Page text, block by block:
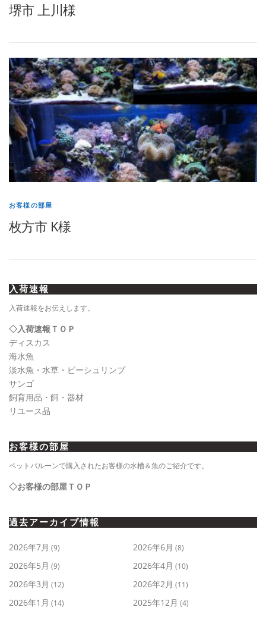
堺市 上川様
お客様の部屋
枚方市 K様
入荷速報
入荷速報をお伝えします。
◇入荷速報ＴＯＰ
ディスカス
海水魚
淡水魚・水草・ビーシュリンプ
サンゴ
飼育用品・餌・器材
リユース品
お客様の部屋
ペットバルーンで購入されたお客様の水槽＆魚のご紹介です。
◇お客様の部屋ＴＯＰ
過去アーカイブ情報
2026年7月 (9) 2026年6月 (8)
2026年5月 (9) 2026年4月 (10)
2026年3月 (12) 2026年2月 (11)
2026年1月 (14) 2025年12月 (4)